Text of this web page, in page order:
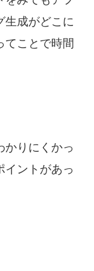
生成がどこに
ことで時間
かりにくかっ
イントがあっ